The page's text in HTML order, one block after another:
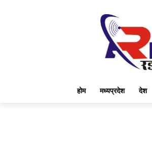
होम मध्यप्रदेश देश